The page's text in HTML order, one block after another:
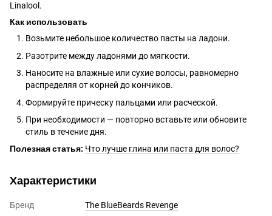
Linalool.
Как использовать
Возьмите небольшое количество пасты на ладони.
Разотрите между ладонями до мягкости.
Наносите на влажные или сухие волосы, равномерно
распределяя от корней до кончиков.
Формируйте прическу пальцами или расческой.
При необходимости — повторно вставьте или обновите
стиль в течение дня.
Полезная статья: Что лучше глина или паста для волос?
Характеристики
Бренд
The BlueBeards Revenge